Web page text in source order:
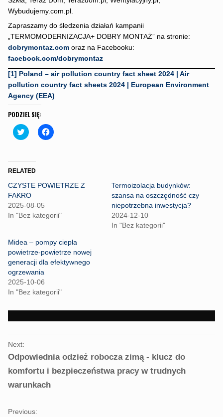
Wybudujemy.com.pl.
Zapraszamy do śledzenia działań kampanii
„TERMOMODERNIZACJA+ DOBRY MONTAŻ” na stronie:
dobrymontaz.comoraz na Facebooku:
facebook.com/dobrymontaz
[1] Poland – air pollution country fact sheet 2024 | Air
pollution country fact sheets 2024 | European Environment
Agency (EEA)
PODZIEL SIĘ:
C
l
t
o
h
a
r
e
o
n
t
t
e
r
(
O
p
e
n
n
d
w
C
l
h
a
n
e
b
o
o
k
e
i
n
o
)
RELATED
CZYSTE POWIETRZE Z
FAKRO
2025-08-05
In "Bez kategorii"
Termoizolacja budynków:
szansa na oszczędność czy
niepotrzebna inwestycja?
2024-12-10
In "Bez kategorii"
Midea – pompy ciepła
powietrze-powietrze nowej
generacji dla efektywnego
ogrzewania
2025-10-06
In "Bez kategorii"
PORTFOLIO
NAVIGATION
Previous:
Next:
Odpowiednia odzież robocza zimą - klucz do
komfortu i bezpieczeństwa pracy w trudnych
warunkach